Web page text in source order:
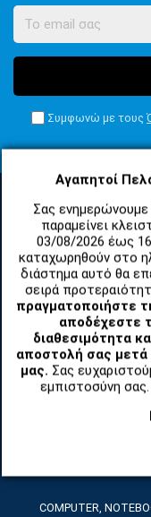
Αγαπητοί
Σας
παραμείνει
03/08/2026 έως
καταχωρηθούν στο
διάστημα αυτό θα
σειρά
πραγματοποιήστε
αποδέχεστε
διαθεσιμότητα
αποστολή σας μετά
μας. Σας
εμπιστοσύνη
Συμφωνώ με τους
ΚΑΤΗΓΟΡΙΕΣ
ΑΝΤΑΛΛΑΚΤΙΚΑ
TABLET
ΤΗΛΕΠΙΚΟΙΝΩΝΙΕΣ,
COMPUTER,